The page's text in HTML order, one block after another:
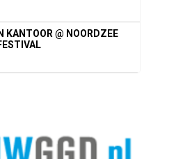
KANTOOR @ NOORDZEE